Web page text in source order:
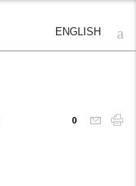
ENGLISH
0